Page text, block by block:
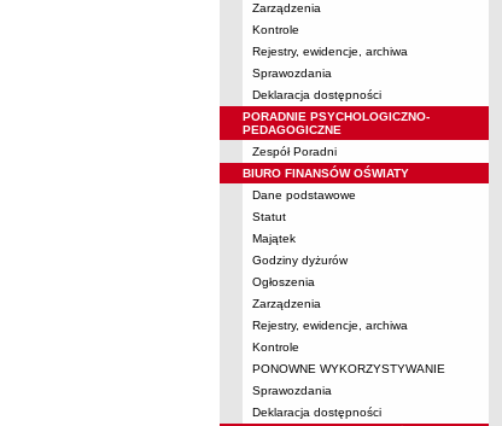
Zarządzenia
Kontrole
Rejestry, ewidencje, archiwa
Sprawozdania
Deklaracja dostępności
PORADNIE PSYCHOLOGICZNO-
PEDAGOGICZNE
Zespół Poradni
BIURO FINANSÓW OŚWIATY
Dane podstawowe
Statut
Majątek
Godziny dyżurów
Ogłoszenia
Zarządzenia
Rejestry, ewidencje, archiwa
Kontrole
PONOWNE WYKORZYSTYWANIE
Sprawozdania
Deklaracja dostępności